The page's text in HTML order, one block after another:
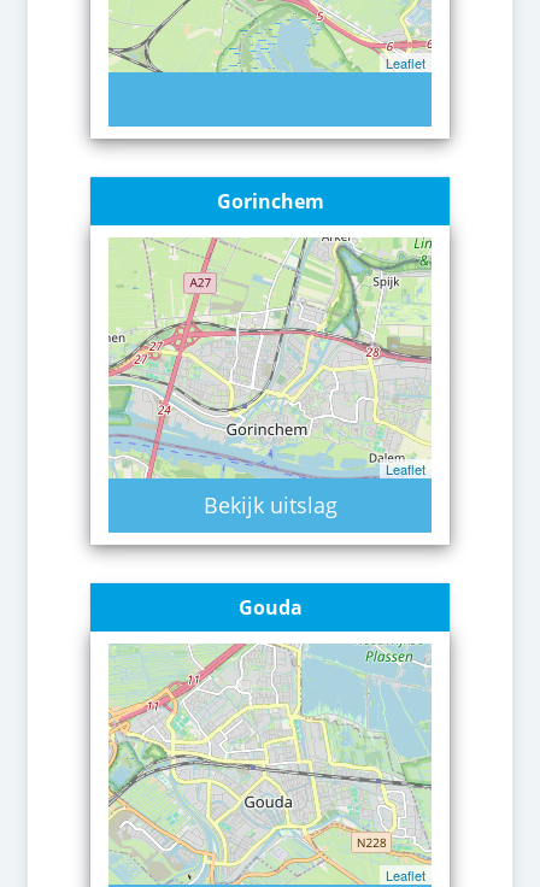
Leaflet
Gorinchem
Leaflet
Bekijk uitslag
Gouda
Leaflet